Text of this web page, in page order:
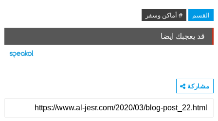
القسم # أماكن وسفر
قد يعجبك ايضا
مشاركة